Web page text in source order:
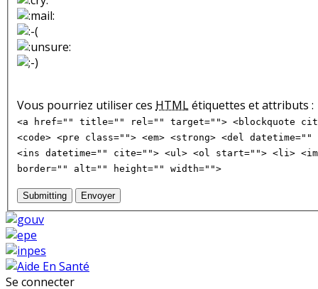
Vous pourriez utiliser ces HTMLétiquettes et attributs :
<a href="" title="" rel="" target=""> <blockquote
<code> <pre class=""> <em> <strong> <del
<ins datetime="" cite=""> <ul> <ol start=""> <li>
border="" alt="" height="" width="">
Submitting Envoyer
Se connecter